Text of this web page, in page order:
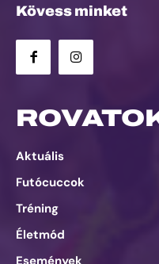
Kövess minket
Aktuális
Futócuccok
Tréning
Életmód
Események